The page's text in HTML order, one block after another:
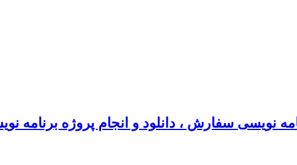
نویسی سفارش ، دانلود و انجام پروژه برنامه